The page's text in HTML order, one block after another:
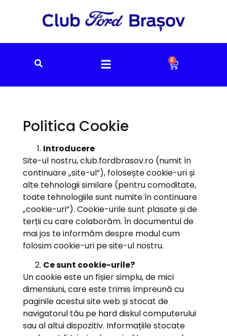
0
Politica Cookie
Introducere
Site-ul nostru, club.fordbrasov.ro (numit în
continuare „site-ul”), folosește cookie-uri și
alte tehnologii similare (pentru comoditate,
toate tehnologiile sunt numite în continuare
„cookie-uri”). Cookie-urile sunt plasate și de
terții cu care colaborăm. În documentul de
mai jos te informăm despre modul cum
folosim cookie-uri pe site-ul nostru.
Ce sunt cookie-urile?
Un cookie este un fișier simplu, de mici
dimensiuni, care este trimis împreună cu
paginile acestui site web și stocat de
navigatorul tău pe hard diskul computerului
sau al altui dispozitiv. Informațiile stocate